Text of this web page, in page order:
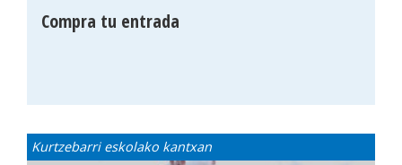
Compra tu entrada
Kurtzebarri eskolako kantxan